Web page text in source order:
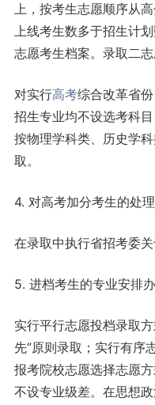
上，按考生志愿顺序从
上线考生数多于招生计
志愿考生档案。录取二
对实行高考综合改革省
招生专业均不设选考科
按物理学科类、历史学
取。
4. 对高考加分考生的处理
在录取中执行省招考委关
5. 进档考生的专业安排
实行平行志愿投档录取
先”原则录取；实行有序
报考院校志愿选择志愿
不设专业级差。在思想